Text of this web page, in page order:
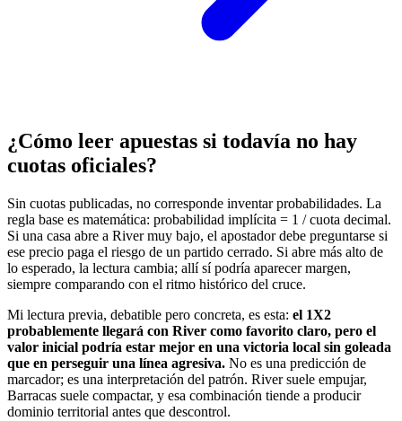
¿Cómo leer apuestas si todavía no hay
cuotas oficiales?
Sin cuotas publicadas, no corresponde inventar probabilidades. La
regla base es matemática: probabilidad implícita = 1 / cuota decimal.
Si una casa abre a River muy bajo, el apostador debe preguntarse si
ese precio paga el riesgo de un partido cerrado. Si abre más alto de
lo esperado, la lectura cambia; allí sí podría aparecer margen,
siempre comparando con el ritmo histórico del cruce.
Mi lectura previa, debatible pero concreta, es esta: el 1X2
probablemente llegará con River como favorito claro, pero el
valor inicial podría estar mejor en una victoria local sin goleada
que en perseguir una línea agresiva. No es una predicción de
marcador; es una interpretación del patrón. River suele empujar,
Barracas suele compactar, y esa combinación tiende a producir
dominio territorial antes que descontrol.